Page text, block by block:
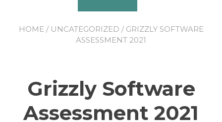
HOME/ UNCATEGORIZED / GRIZZLY SOFTWARE
ASSESSMENT 2021
Grizzly Software
Assessment 2021